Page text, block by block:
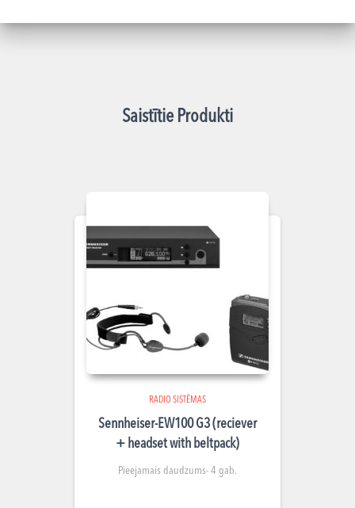
Saistītie Produkti
RADIO SISTĒMAS
Sennheiser-EW100 G3 (reciever
+ headset with beltpack)
Pieejamais daudzums- 4 gab.